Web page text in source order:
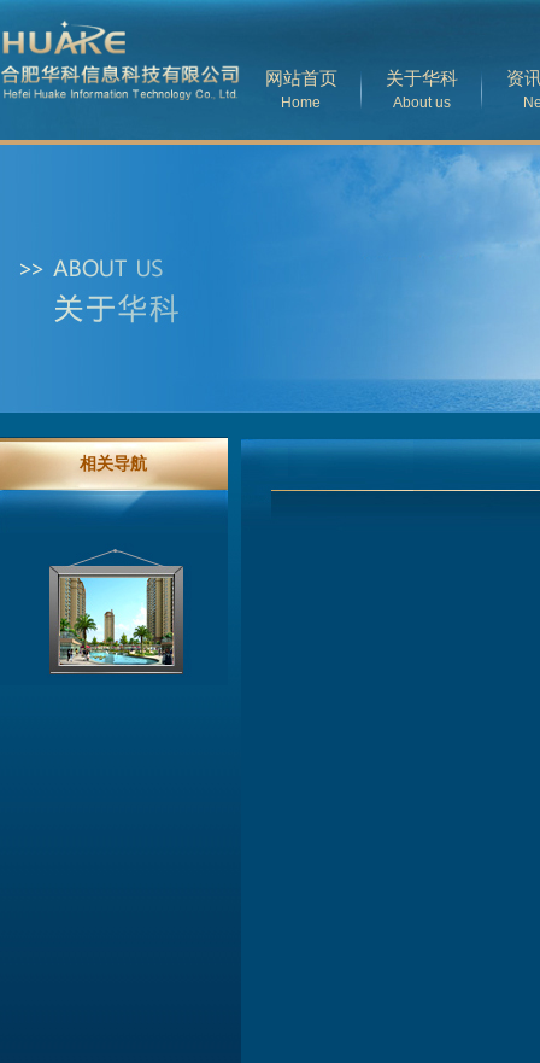
网站首页
Home
关于华科
About us
资
相关导航